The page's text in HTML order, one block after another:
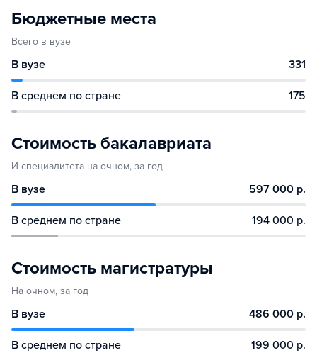
Бюджетные места
Всего в вузе
В вузе 331
В среднем по стране 175
Стоимость бакалавриата
И специалитета на очном, за год
В вузе 597 000 р.
В среднем по стране 194 000 р.
Стоимость магистратуры
На очном, за год
В вузе 486 000 р.
В среднем по стране 199 000 р.